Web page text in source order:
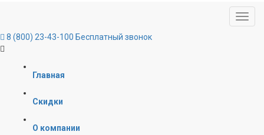
8 (800) 23-43-100 Бесплатный звонок
Главная
Скидки
О компании